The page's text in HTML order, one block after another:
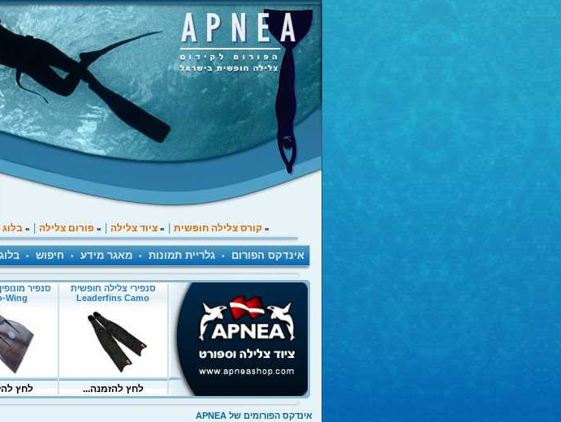
» קורס צלילה חופשית » ציוד צלילה » פורום צלילה »
אינדקס הפורום • גלריית תמונות • מאגר מידע • חיפוש •
אינדקס הפורומים של APNEA